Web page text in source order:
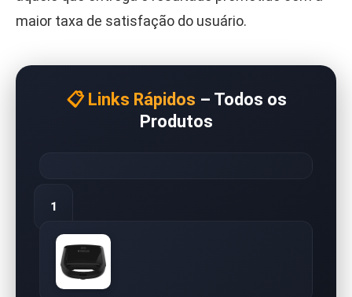
maior taxa de satisfação do usuário.
📋 Links Rápidos – Todos os
Produtos
1